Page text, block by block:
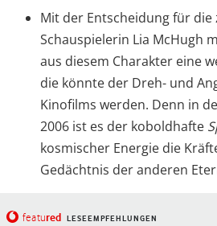
Mit der Entscheidung für die
Schauspielerin Lia McHugh
aus diesem Charakter eine
die könnte der Dreh- und
Kinofilms werden. Denn in
2006 ist es der koboldhafte
kosmischer Energie die
Gedächtnis der anderen
featured LESEEMPFEHLUNGEN